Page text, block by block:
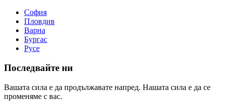
София
Пловдив
Варна
Бургас
Русе
Последвайте ни
Вашата сила е да продължавате напред. Нашата сила е да се
променяме с вас.